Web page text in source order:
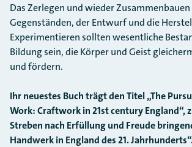
Das Zerlegen und wieder
Gegenständen, der Entwurf und die
Experimentieren sollten wesentliche
Bildung sein, die Körper und Geist
und fördern.
Ihr neuestes Buch trägt den Titel „The
Work: Craftwork in 21st century England“,
Streben nach Erfüllung und Freude
Handwerk in England des 21.